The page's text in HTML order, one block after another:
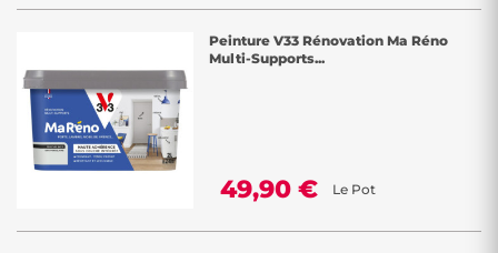
Peinture V33 Rénovation Ma Réno
Multi-Supports...
49,90 € Le Pot